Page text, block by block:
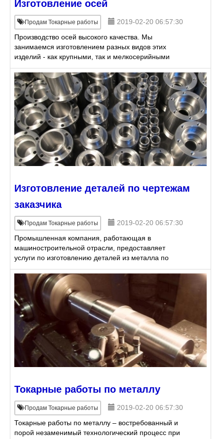
Изготовление осей
Продам Токарные работы
2019-02-20 06:57:30
Производство осей высокого качества. Мы
занимаемся изготовлением разных видов этих
изделий - как крупными, так и мелкосерийными
партиями. Наши клиенты могут заказать ось для
прицепа и других подвижн
Изготовление деталей по чертежам
заказчика
Продам Токарные работы
2019-02-20 06:57:30
Промышленная компания, работающая в
машиностроительной отрасли, предоставляет
услуги по изготовлению деталей из металла по
чертежам и эскизам заказчика. Имея высокоточное и
высокотехнологичное оборуд
Токарные работы по металлу
Продам Токарные работы
2019-02-20 06:57:30
Токарные работы по металлу – востребованный и
порой незаменимый технологический процесс при